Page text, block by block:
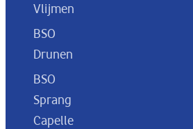
Vlijmen
BSO
Drunen
BSO
Sprang
Capelle